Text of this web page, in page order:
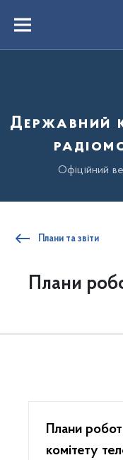
вмістуMenu
Державний
Офіційний
Плани та звіти
Плани
Плани
комітету